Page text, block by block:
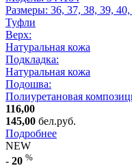
Размеры: 36, 37, 38, 39, 40,
Туфли
Верх:
Натуральная кожа
Подкладка:
Натуральная кожа
Подошва:
Полиуретановая
116,00
145,00 бел.руб.
Подробнее
NEW
- 20 %